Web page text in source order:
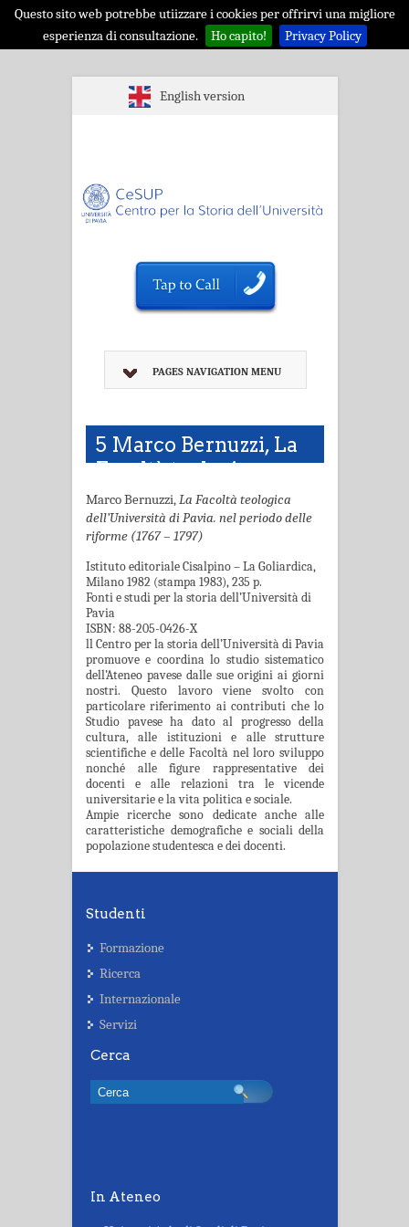
Questo sito web potrebbe utiizzare i cookies per offrirvi una migliore
esperienza di consultazione.
Ho capito! Privacy Policy
English version
PAGES NAVIGATION MENU
5 Marco Bernuzzi, La
Facoltà teologica
dell’Università di Pavia
nel periodo delle
riforme
Marco Bernuzzi,La Facoltà teologica
dell’Università di Pavia. nel periodo delle
riforme (1767 – 1797)
Istituto editoriale Cisalpino – La Goliardica,
Milano 1982 (stampa 1983), 235 p.
Fonti e studi per la storia dell’Università di
Pavia
ISBN: 88-205-0426-X
ll Centro per la storia dell’Università di Pavia
promuove e coordina lo studio sistematico
dell’Ateneo pavese dalle sue origini ai giorni
nostri. Questo lavoro viene svolto con
particola­re riferimento ai contributi che lo
Studio pavese ha dato al progresso della
cultura, alle istitu­zioni e alle strutture
scientifiche e delle Facoltà nel loro sviluppo
nonché alle figure rappresentative dei
docenti e alle relazioni tra le vicende
universitarie e la vita politica e sociale.
Ampie ricerche sono dedicate anche alle
caratteristiche demografiche e sociali della
popola­zione studentesca e dei docenti.
Studenti
Formazione
Ricerca
Internazionale
Servizi
Cerca
In Ateneo